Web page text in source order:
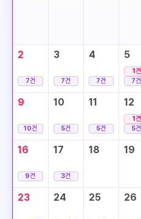
2
7건
3
7건
4
7건
5
1건
7건
9
10건
10
5건
11
5건
12
1건
5건
16
9건
17
3건
18 19
23 24 25 26